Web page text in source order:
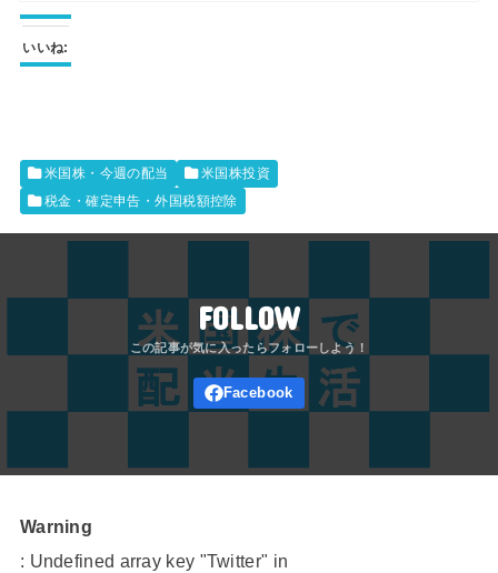
いいね:
米国株・今週の配当
米国株投資
税金・確定申告・外国税額控除
FOLLOW
Warning
: Undefined array key "Twitter" in